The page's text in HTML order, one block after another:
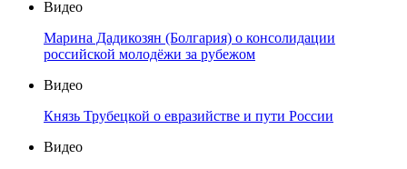
Видео
Марина Дадикозян (Болгария) о консолидации
российской молодёжи за рубежом
Видео
Князь Трубецкой о евразийстве и пути России
Видео